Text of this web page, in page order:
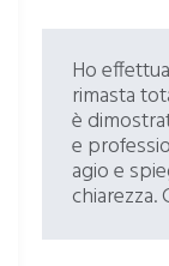
Ho
rimasta
è
e
agio e
chiarezza.